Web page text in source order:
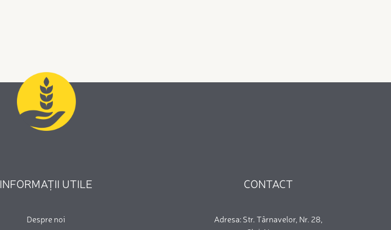
INFORMAȚII UTILE
Despre noi
CONTACT
Adresa: Str. Târnavelor, Nr. 28,